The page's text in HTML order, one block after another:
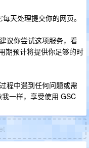
天处理提交你的网页。
议你尝试这项服务，看
期预计将提供你足够的时
程中遇到任何问题或需
一样，享受使用 GSC